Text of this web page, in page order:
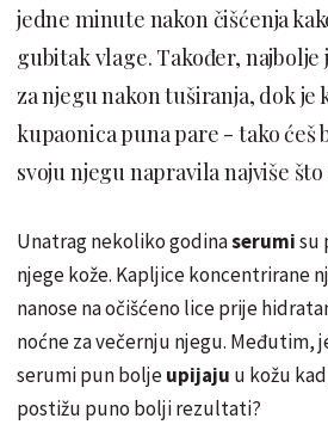
jedne minute nakon čišćenja
gubitak vlage. Također,
za njegu nakon tuširanja, dok je
kupaonica puna pare - tako ćeš
svoju njegu napravila najviše što
Unatrag nekoliko godinaserumisu
njege kože. Kapljice koncentrirane
nanose na očišćeno lice prije
noćne za večernju njegu. Međutim,
serumi pun boljeupijaju u kožu
postižu puno bolji rezultati?